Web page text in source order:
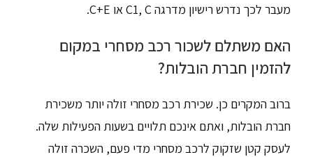
מעבר לכך נדרש רישיון מדרגה C1, C או C+E.
האם משתלם לשכור רכב מסחרי במקום
להזמין חברת הובלות?
ברוב המקרים כן. שכירת רכב מסחרי זולה יותר משכירת
חברת הובלות, ואתם אינכם תלויים בשעות הפעילות שלה.
לעסק קטן שזקוק לרכב מסחרי מדי פעם, השכרה זולה